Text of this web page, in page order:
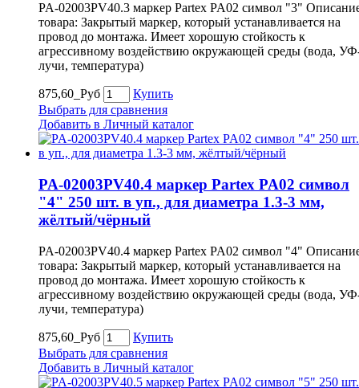
PA-02003PV40.3 маркер Partex PA02 символ "3"
товара: Закрытый маркер, который устанавливается на
провод до монтажа. Имеет хорошую стойкость к
агрессивному воздействию окружающей среды (вода,
лучи, температура)
875,60_Руб
Купить
Выбрать для сравнения
Добавить в Личный каталог
PA-02003PV40.4 маркер Partex PA02 символ
"4" 250 шт. в уп., для диаметра 1.3-3 мм,
жёлтый/чёрный
PA-02003PV40.4 маркер Partex PA02 символ "4"
товара: Закрытый маркер, который устанавливается на
провод до монтажа. Имеет хорошую стойкость к
агрессивному воздействию окружающей среды (вода,
лучи, температура)
875,60_Руб
Купить
Выбрать для сравнения
Добавить в Личный каталог